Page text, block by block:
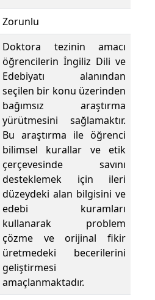
Zorunlu
Doktora tezinin amacı
öğrencilerin İngiliz Dili ve
Edebiyatı alanından
seçilen bir konu üzerinden
bağımsız araştırma
yürütmesini sağlamaktır.
Bu araştırma ile öğrenci
bilimsel kurallar ve etik
çerçevesinde savını
desteklemek için ileri
düzeydeki alan bilgisini ve
edebi kuramları
kullanarak problem
çözme ve orijinal fikir
üretmedeki becerilerini
geliştirmesi
amaçlanmaktadır.